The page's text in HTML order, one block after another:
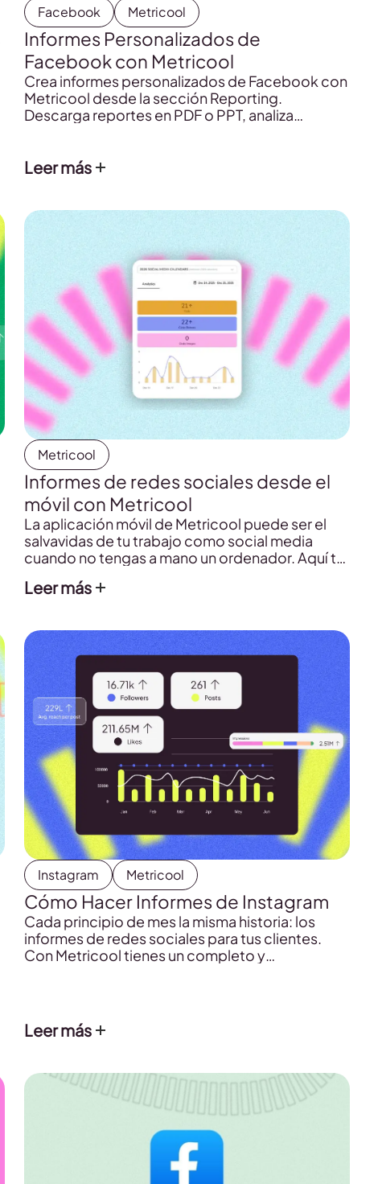
Facebook Metricool
Informes Personalizados de
Facebook con Metricool
Crea informes personalizados de Facebook con
Metricool desde la sección Reporting.
Descarga reportes en PDF o PPT, analiza
Leer más
Metricool
Informes de redes sociales desde el
móvil con Metricool
La aplicación móvil de Metricool puede ser el
salvavidas de tu trabajo como social media
cuando no tengas a mano un ordenador. Aquí te
los reportes de rendimiento desde el móvil paso
Leer más
Instagram Metricool
Cómo Hacer Informes de Instagram
Cada principio de mes la misma historia: los
informes de redes sociales para tus clientes.
Con Metricool tienes un completo y
Leer más